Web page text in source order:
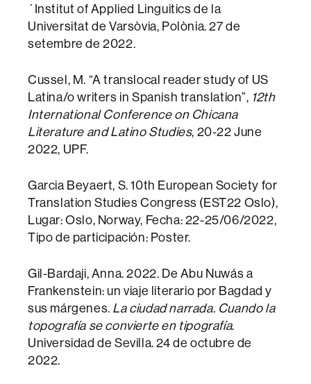
´Institut of Applied Linguitics de la
Universitat de Varsòvia, Polònia. 27 de
setembre de 2022.
Cussel, M. “A translocal reader study of US
Latina/o writers in Spanish translation”, 12th
International Conference on Chicana
Literature and Latino Studies, 20-22 June
2022, UPF.
Garcia Beyaert, S. 10th European Society for
Translation Studies Congress (EST22 Oslo),
Lugar: Oslo, Norway, Fecha: 22-25/06/2022,
Tipo de participación: Poster.
Gil-Bardaji, Anna. 2022. De Abu Nuwás a
Frankenstein: un viaje literario por Bagdad y
sus márgenes. La ciudad narrada. Cuando la
topografía se convierte en tipografía.
Universidad de Sevilla. 24 de octubre de
2022.